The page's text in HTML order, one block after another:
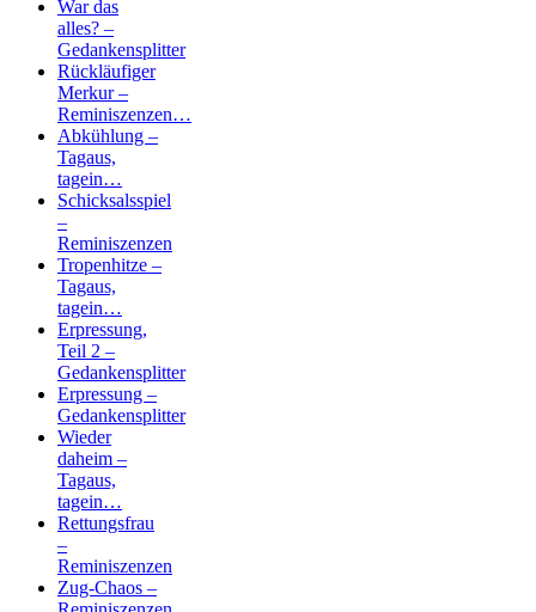
War das
alles? –
Gedankensplitter
Rückläufiger
Merkur –
Reminiszenzen…
Abkühlung –
Tagaus,
tagein…
Schicksalsspiel
–
Reminiszenzen
Tropenhitze –
Tagaus,
tagein…
Erpressung,
Teil 2 –
Gedankensplitter
Erpressung –
Gedankensplitter
Wieder
daheim –
Tagaus,
tagein…
Rettungsfrau
–
Reminiszenzen
Zug-Chaos –